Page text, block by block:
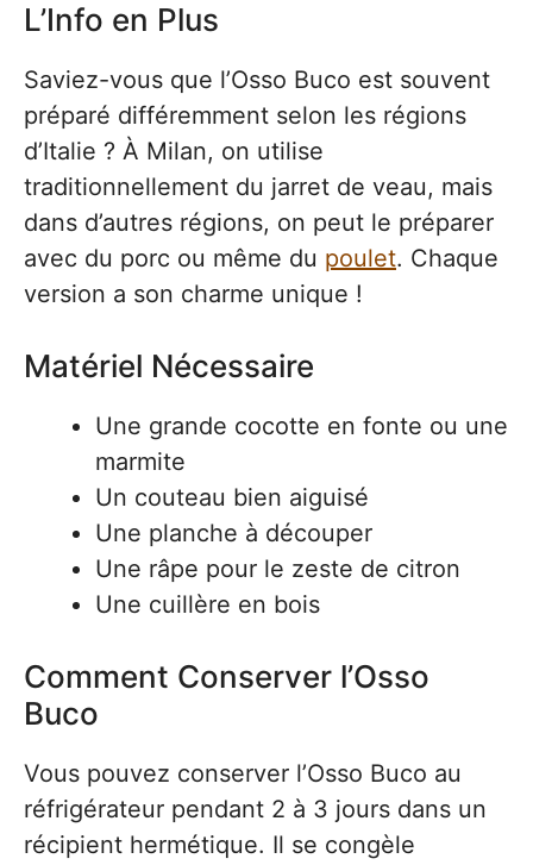
L’Info en Plus
Saviez-vous que l’Osso Buco est souvent
préparé différemment selon les régions
d’Italie ? À Milan, on utilise
traditionnellement du jarret de veau, mais
dans d’autres régions, on peut le préparer
avec du porc ou même du poulet. Chaque
version a son charme unique !
Matériel Nécessaire
Une grande cocotte en fonte ou une
marmite
Un couteau bien aiguisé
Une planche à découper
Une râpe pour le zeste de citron
Une cuillère en bois
Comment Conserver l’Osso
Buco
Vous pouvez conserver l’Osso Buco au
réfrigérateur pendant 2 à 3 jours dans un
récipient hermétique. Il se congèle